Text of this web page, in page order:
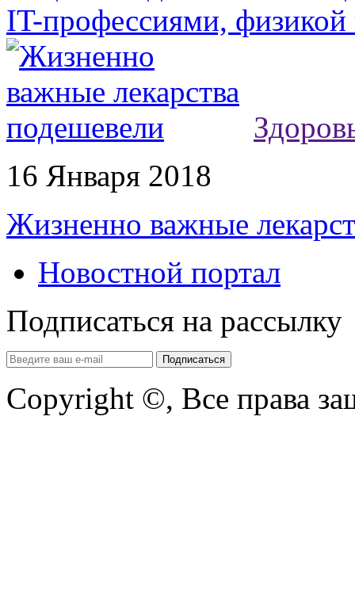
IT-профессиями,
16 Января 2018
Жизненно важные
Новостной портал
Подписаться на рассылку
Copyright ©, Все права